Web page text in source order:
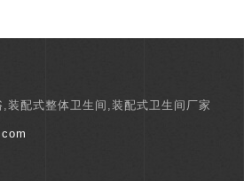
装配式整体卫生间,装配式卫生间厂家